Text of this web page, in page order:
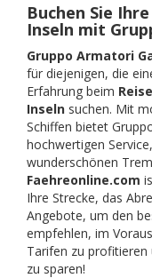
Buchen Sie
Inseln mit
Gruppo Armatori
für diejenigen, die
Erfahrung beim
Inseln suchen. Mit
Schiffen bietet
hochwertigen
wunderschönen
Faehreonline.com
Ihre Strecke, das
Angebote, um den
empfehlen, im
Tarifen zu profitieren
zu sparen!